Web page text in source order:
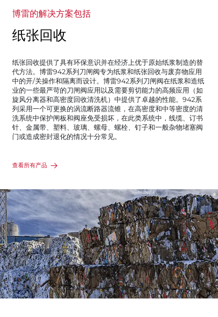
博雷的解决方案包括
纸张回收
纸张回收提供了具有环保意识并在经济上优于原始纸浆制造的替
代方法。博雷942系列刀闸阀专为纸浆和纸张回收与废弃物应用
中的开/关操作和隔离而设计。博雷942系列刀闸阀在纸浆和造纸
业的一些最严苛的刀闸阀应用以及需要剪切能力的高频应用（如
旋风分离器和高密度回收清洗机）中提供了卓越的性能。942系
列采用一个可更换的涡流断路器流锥，在高密度和中等密度的清
洗系统中保护闸板和阀座免受损坏，在此类系统中，线缆、订书
针、金属带、塑料、玻璃、螺母、螺栓、钉子和一般杂物堵塞阀
门或造成密封退化的情况十分常见。
查看所有产品